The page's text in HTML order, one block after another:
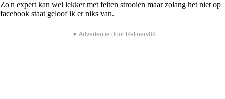
Zo'n expert kan wel lekker met feiten strooien maar zolang het niet op
facebook staat geloof ik er niks van.
▼ Advertentie door Refinery89